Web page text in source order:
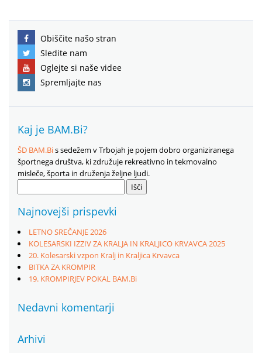
Obiščite našo stran
Sledite nam
Oglejte si naše videe
Spremljajte nas
Kaj je BAM.Bi?
ŠD BAM.Bis sedežem v Trbojah je pojem dobro organiziranega
športnega društva, ki združuje rekreativno in tekmovalno
misleče, športa in druženja željne ljudi.
Najnovejši prispevki
LETNO SREČANJE 2026
KOLESARSKI IZZIV ZA KRALJA IN KRALJICO KRVAVCA 2025
20. Kolesarski vzpon Kralj in Kraljica Krvavca
BITKA ZA KROMPIR
19. KROMPIRJEV POKAL BAM.Bi
Nedavni komentarji
Arhivi